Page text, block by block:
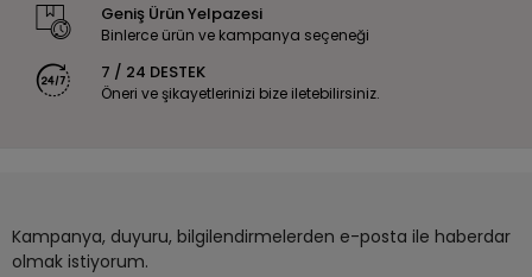
Geniş Ürün Yelpazesi
Binlerce ürün ve kampanya seçeneği
7 / 24 DESTEK
Öneri ve şikayetlerinizi bize iletebilirsiniz.
Kampanya, duyuru, bilgilendirmelerden e-posta ile haberdar
olmak istiyorum.